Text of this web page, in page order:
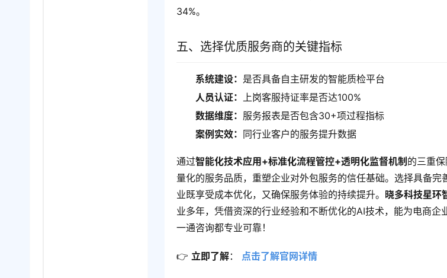
34%。
五、选择优质服务商的关键指标
系统建设： 是否具备自主研发的智能质检平台
人员认证： 上岗客服持证率是否达100%
数据维度： 服务报表是否包含30+项过程指标
案例实效： 同行业客户的服务提升数据
通过智能化技术应用+标准化流程管控+透明化监督机制 的三重
量化的服务品质，重塑企业对外包服务的信任基础。选择具备
业既享受成本优化，又确保服务体验的持续提升。 晓多科技星环
业多年，凭借资深的行业经验和不断优化的AI技术，能为电商企
一通咨询都专业可靠！
👉 ​立即了解​： 点击了解官网详情